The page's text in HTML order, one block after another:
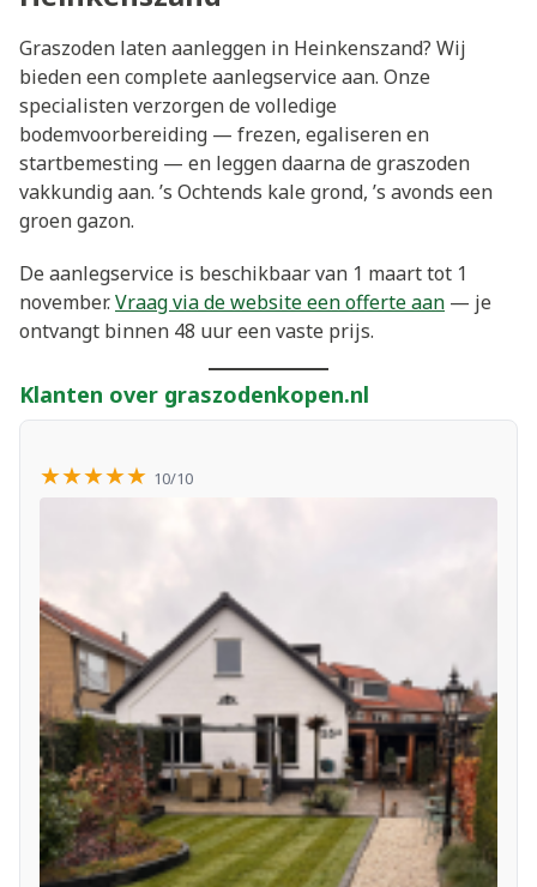
Graszoden laten aanleggen in Heinkenszand? Wij
bieden een complete aanlegservice aan. Onze
specialisten verzorgen de volledige
bodemvoorbereiding — frezen, egaliseren en
startbemesting — en leggen daarna de graszoden
vakkundig aan. ’s Ochtends kale grond, ’s avonds een
groen gazon.
De aanlegservice is beschikbaar van 1 maart tot 1
november.Vraag via de website een offerte aan — je
ontvangt binnen 48 uur een vaste prijs.
Klanten over graszodenkopen.nl
★★★★★ 10/10